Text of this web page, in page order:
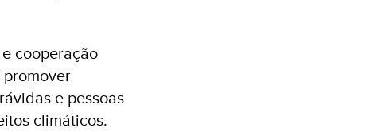
cooperação
e pessoas
climáticos.